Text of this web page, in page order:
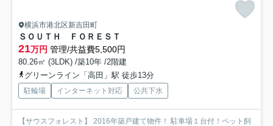
横浜市港北区新吉田町
ＳＯＵＴＨ ＦＯＲＥＳＴ
21万円 管理/共益費5,500円
80.26㎡ (3LDK) /築10年 /2階建
グリーンライン「高田」駅 徒歩13分
駐輪場 インターネット対応 公共下水
【サウスフォレスト】 2016年築戸建て物件！ 駐車場１台付！ペット飼